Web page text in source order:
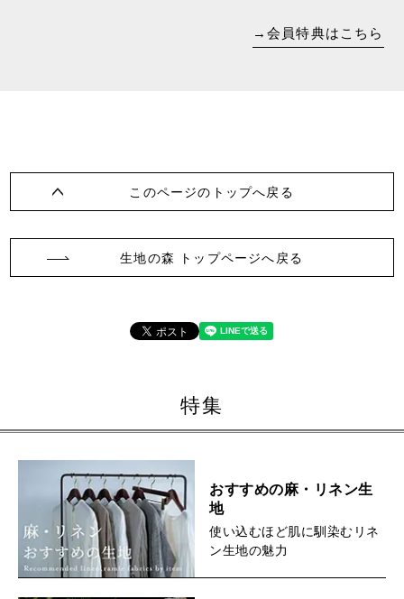
→会員特典はこちら
このページのトップへ戻る
生地の森 トップページへ戻る
特集
おすすめの麻・リネン生
地
使い込むほど肌に馴染むリネ
ン生地の魅力